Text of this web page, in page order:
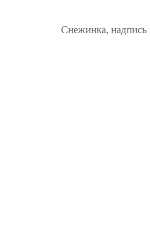
Снежинка, надпись